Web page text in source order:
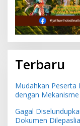
Terbaru
Mudahkan Peserta
dengan
Gagal
Dokumen